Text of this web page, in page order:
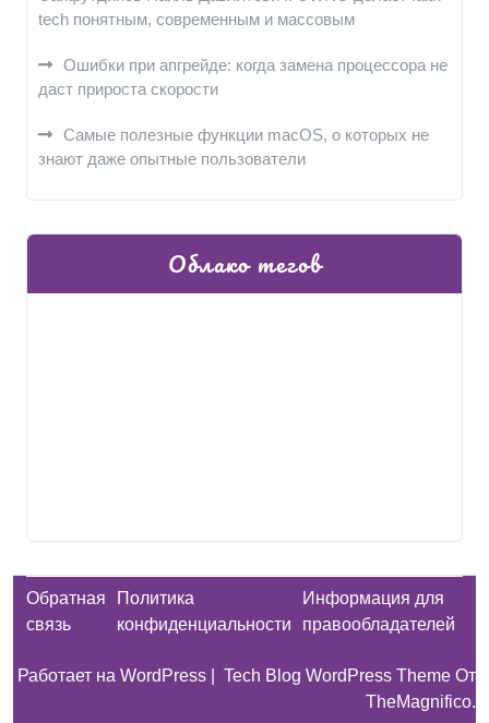
tech понятным, современным и массовым
Ошибки при апгрейде: когда замена процессора не
даст прироста скорости
Самые полезные функции macOS, о которых не
знают даже опытные пользователи
Облако тегов
Обратная
связь
Политика
конфиденциальности
Информация для
правообладателей
Работает на WordPress Tech Blog WordPress Theme От
TheMagnifico.